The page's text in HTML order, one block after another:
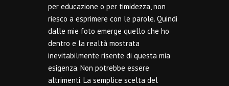
per educazione o per timidezza, non
riesco a esprimere con le parole. Quindi
dalle mie foto emerge quello che ho
dentro e la realtà mostrata
inevitabilmente risente di questa mia
esigenza. Non potrebbe essere
altrimenti. La semplice scelta del